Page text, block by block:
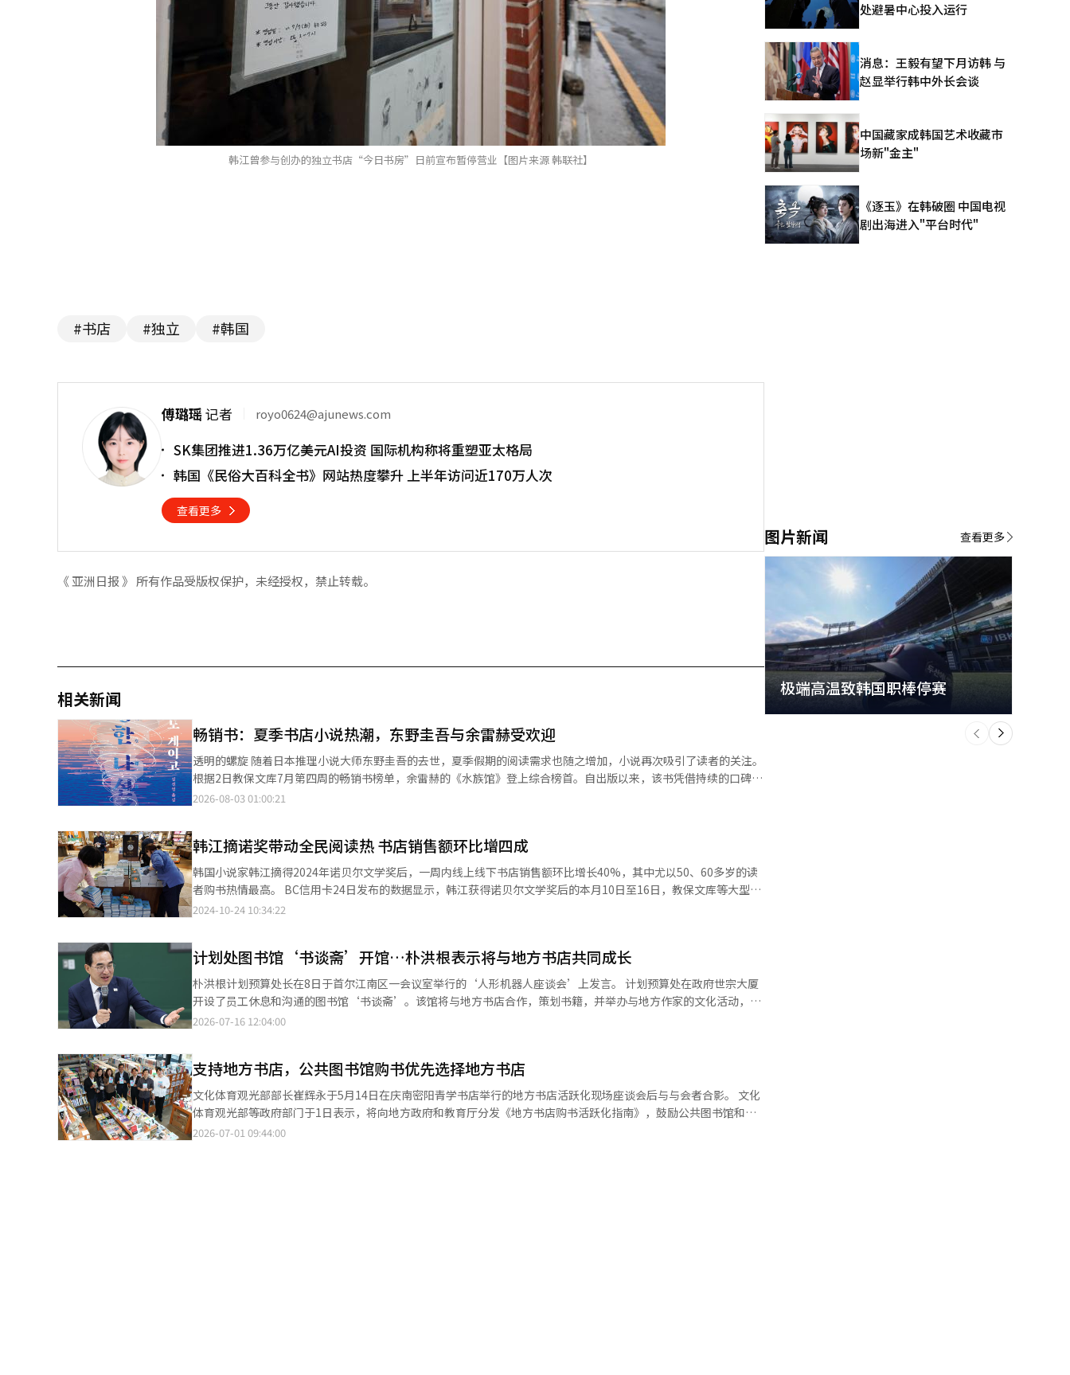
韩江曾参与创办的独立书店“今日书房”日前宣布暂停营业【图片来源 韩联社】
#书店 #独立 #韩国
傅璐瑶记者 royo0624@ajunews.com
SK集团推进1.36万亿美元AI投资 国际机构称将重塑亚太格局
韩国《民俗大百科全书》网站热度攀升 上半年访问近170万人次
查看更多
《 亚洲日报 》 所有作品受版权保护，未经授权，禁止转载。
相关新闻
畅销书：夏季书店小说热潮，东野圭吾与余雷赫受欢迎
透明的螺旋 随着日本推理小说大师东野圭吾的去世，夏季假期的阅读需求也随之增加，小说再次吸引了读者的关注。
根据2日教保文库7月第四周的畅销书榜单，余雷赫的《水族馆》登上综合榜首。自出版以来，该书凭借持续的口碑效
应，销量不断攀升。尤其是在社交网络服务(SNS)上，20岁读者的推荐推动了其热销。 教保文库畅销书榜 ※ 本报道
2026-08-03 01:00:21
韩江摘诺奖带动全民阅读热 书店销售额环比增四成
韩国小说家韩江摘得2024年诺贝尔文学奖后，一周内线上线下书店销售额环比增长40%，其中尤以50、60多岁的读
者购书热情最高。 BC信用卡24日发布的数据显示，韩江获得诺贝尔文学奖后的本月10日至16日，教保文库等大型书
店线上及线下销售额较前一周（10月3日至9日）增长39.2%，较去年同比增长31.9%。 分析称，韩江获奖后，作品
60岁以上和50-59岁销售额分别增长51.9%和42.8%，其次依次为30-39岁（35.3%）、40-49岁（31.9%）和20岁以
下（11.5%） 与上月相比，60岁以上读者增幅达到67.8%，其次为30-39岁（59.2%）、50-59岁（52.5%）、40-49
岁（40.7%）和20岁以下（18.1%）。在购书上最舍得花钱的为40-40岁，购书金额占全体年龄段的32%。 教保文库
员工正在摆放陈列韩江的小说。【图片提供 韩联社】
2024-10-24 10:34:22
计划处图书馆‘书谈斋’开馆…朴洪根表示将与地方书店共同成长
朴洪根计划预算处长在8日于首尔江南区一会议室举行的‘人形机器人座谈会’上发言。 计划预算处在政府世宗大厦
开设了员工休息和沟通的图书馆‘书谈斋’。该馆将与地方书店合作，策划书籍，并举办与地方作家的文化活动，旨
在打造一个以书籍为媒介的共生空间。 计划处于16日在政府世宗大厦5栋6层新建的计划处图书馆书谈斋举行了开馆
沟通的书咖啡型休闲空间。 为了适应电子图书服务的扩展，书架空间有所减少，而休息和交流空间则得到了扩大。计
划处计划将书谈斋作为一个不仅仅是借书的空间，而是与地方共同成长的开放复合文化空间。 开馆仪式的第一部分，
来自世宗市的地方书店‘久美文库第二故事’与‘书房艾克’与计划处签署了协议。此举旨在与地方小商户共生，并
将地方书店的差异化书籍策划反映到图书馆的运营中。 根据协议，书谈斋的部分书架将设立‘一间书店角落’，地方
书店每月提出主题，并提供相应的书籍供应和推荐书籍评论。这一举措旨在摆脱大型流通网络或畅销书中心的单一书
2026-07-16 12:04:00
支持地方书店，公共图书馆购书优先选择地方书店
文化体育观光部部长崔辉永于5月14日在庆南密阳青学书店举行的地方书店活跃化现场座谈会后与与会者合影。 文化
体育观光部等政府部门于1日表示，将向地方政府和教育厅分发《地方书店购书活跃化指南》，鼓励公共图书馆和学
校图书馆在购书时积极利用地方书店。 行政安全部通过修订《地方合同法实施令》，允许地方政府与地方书店或地方
2026-07-01 09:44:00
处避暑中心投入运行
消息：王毅有望下月访韩 与
赵显举行韩中外长会谈
中国藏家成韩国艺术收藏市
场新"金主"
《逐玉》在韩破圈 中国电视
剧出海进入"平台时代"
图片新闻
极端高温致韩国职棒停赛
下
一
个
查看更多